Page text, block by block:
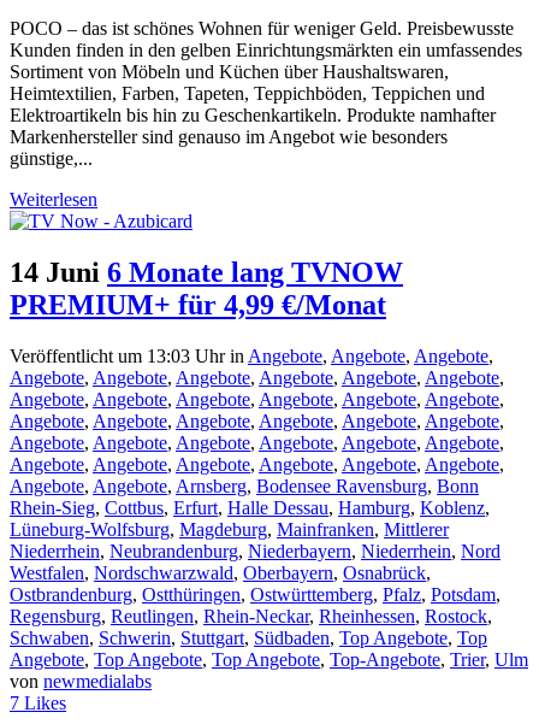
POCO – das ist schönes Wohnen für weniger Geld. Preisbewusste
Kunden finden in den gelben Einrichtungsmärkten ein umfassendes
Sortiment von Möbeln und Küchen über Haushaltswaren,
Heimtextilien, Farben, Tapeten, Teppichböden, Teppichen und
Elektroartikeln bis hin zu Geschenkartikeln. Produkte namhafter
Markenhersteller sind genauso im Angebot wie besonders
günstige,...
Weiterlesen
14 Juni 6 Monate lang TVNOW
PREMIUM+ für 4,99 €/Monat
Veröffentlicht um 13:03 Uhrin Angebote, Angebote, Angebote,
Angebote, Angebote, Angebote, Angebote, Angebote, Angebote,
Angebote, Angebote, Angebote, Angebote, Angebote, Angebote,
Angebote, Angebote, Angebote, Angebote, Angebote, Angebote,
Angebote, Angebote, Angebote, Angebote, Angebote, Angebote,
Angebote, Angebote, Angebote, Angebote, Angebote, Angebote,
Angebote, Angebote, Arnsberg, Bodensee Ravensburg, Bonn
Rhein-Sieg, Cottbus, Erfurt, Halle Dessau, Hamburg, Koblenz,
Lüneburg-Wolfsburg, Magdeburg, Mainfranken, Mittlerer
Niederrhein, Neubrandenburg, Niederbayern, Niederrhein, Nord
Westfalen, Nordschwarzwald, Oberbayern, Osnabrück,
Ostbrandenburg, Ostthüringen, Ostwürttemberg, Pfalz, Potsdam,
Regensburg, Reutlingen, Rhein-Neckar, Rheinhessen, Rostock,
Schwaben, Schwerin, Stuttgart, Südbaden, Top Angebote, Top
Angebote, Top Angebote, Top Angebote, Top-Angebote, Trier, Ulm
von newmedialabs
7 Likes